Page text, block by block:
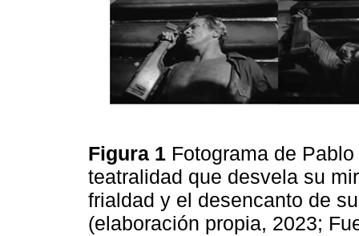
Figura 1 Fotograma de
teatralidad que desvela su
frialdad y el desencanto de
(elaboración propia, 2023;